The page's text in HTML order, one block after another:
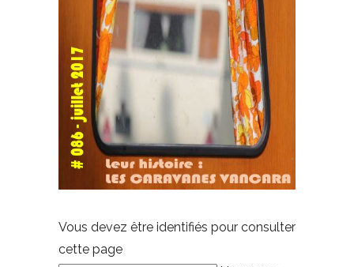
Vous devez être identifiés pour consulter
cette page